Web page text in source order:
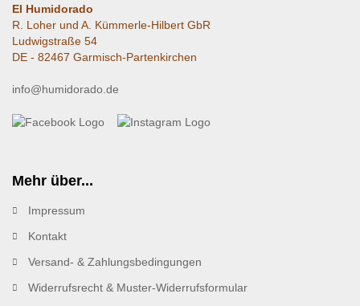
El Humidorado
R. Loher und A. Kümmerle-Hilbert GbR
Ludwigstraße 54
DE - 82467 Garmisch-Partenkirchen
info@humidorado.de
Mehr über...
Impressum
Kontakt
Versand- & Zahlungsbedingungen
Widerrufsrecht & Muster-Widerrufsformular